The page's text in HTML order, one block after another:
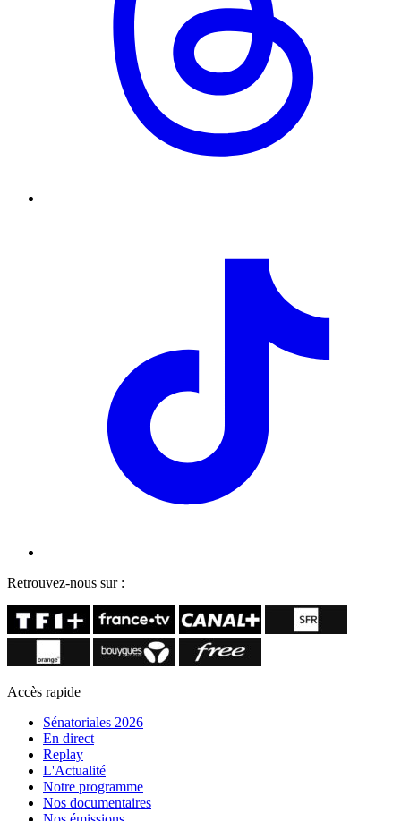
Retrouvez-nous sur :
Accès rapide
Sénatoriales 2026
En direct
Replay
L'Actualité
Notre programme
Nos documentaires